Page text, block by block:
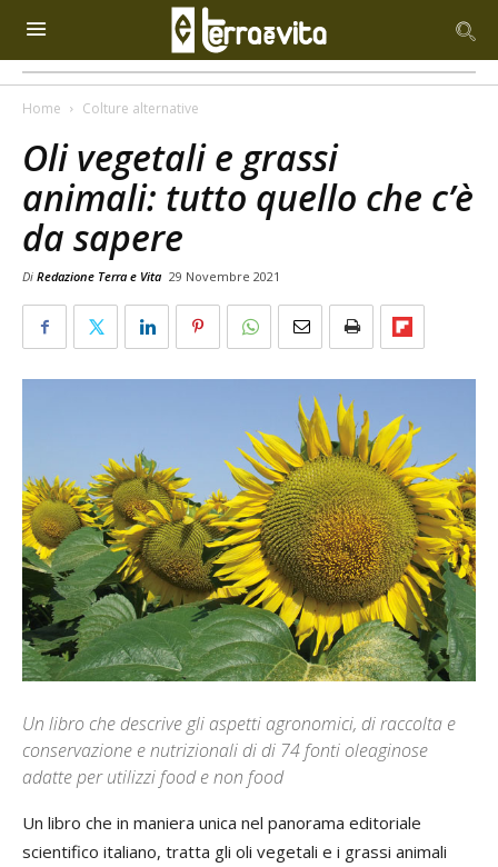
Home Colture alternative
Oli vegetali e grassi
animali: tutto quello che c’è
da sapere
Di Redazione Terra e Vita 29 Novembre 2021
Un libro che descrive gli aspetti agronomici, di raccolta e
conservazione e nutrizionali di di 74 fonti oleaginose
adatte per utilizzi food e non food
Un libro che in maniera unica nel panorama editoriale
scientifico italiano, tratta gli oli vegetali e i grassi animali